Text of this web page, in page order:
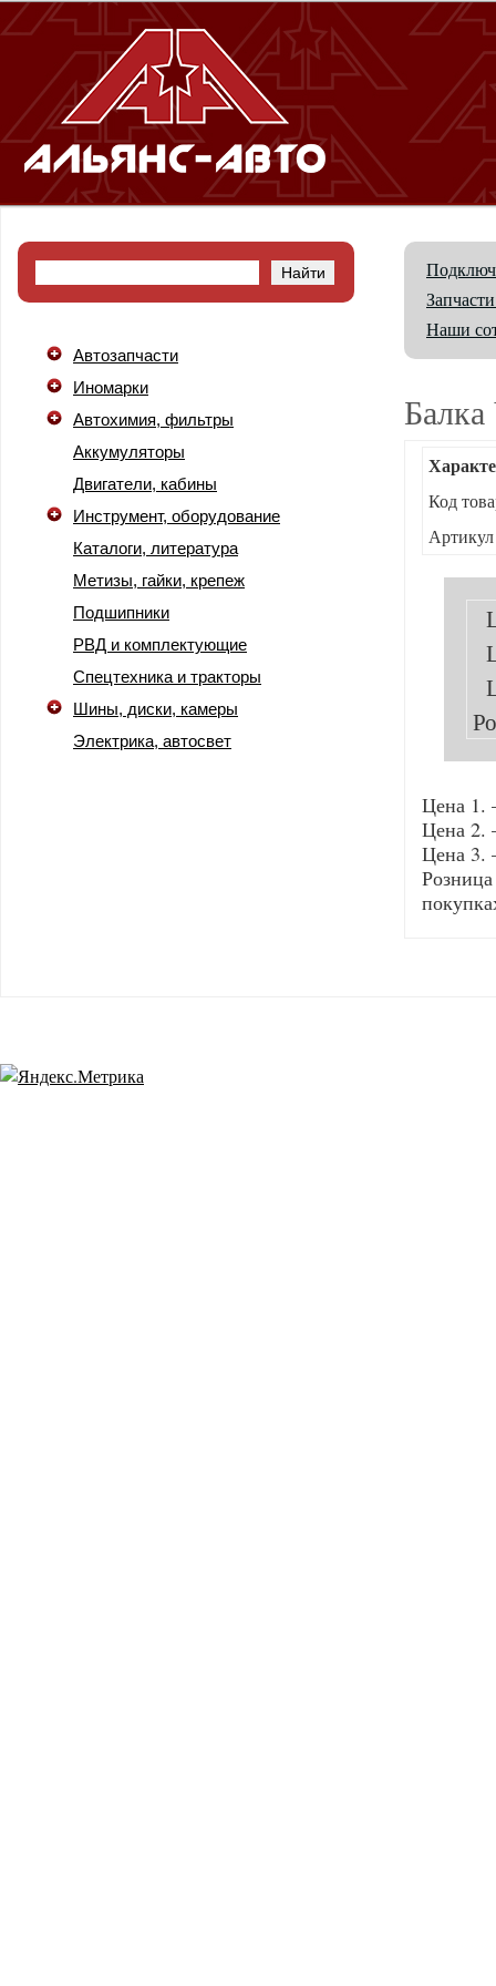
Автозапчасти
Иномарки
Автохимия, фильтры
Аккумуляторы
Двигатели, кабины
Инструмент, оборудование
Каталоги, литература
Метизы, гайки, крепеж
Подшипники
РВД и комплектующие
Спецтехника и тракторы
Шины, диски, камеры
Электрика, автосвет
Наши
Код
Артикул
Цена 1.
Цена 2.
Цена 3.